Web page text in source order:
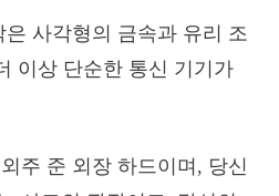
사각형의 금속과 유리 조
이상 단순한 통신 기기가
주 준 외장 하드이며, 당신